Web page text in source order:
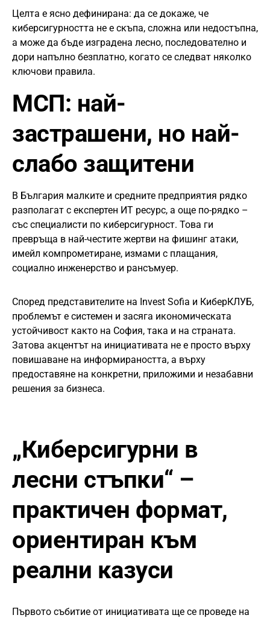
Целта е ясно дефинирана: да се докаже, че
киберсигурността не е скъпа, сложна или недостъпна,
а може да бъде изградена лесно, последователно и
дори напълно безплатно, когато се следват няколко
ключови правила.
МСП: най-
застрашени, но най-
слабо защитени
В България малките и средните предприятия рядко
разполагат с експертен ИТ ресурс, а още по-рядко –
със специалисти по киберсигурност. Това ги
превръща в най-честите жертви на фишинг атаки,
имейл компрометиране, измами с плащания,
социално инженерство и рансъмуер.
Според представителите на Invest Sofia и КиберКЛУБ,
проблемът е системен и засяга икономическата
устойчивост както на София, така и на страната.
Затова акцентът на инициативата не е просто върху
повишаване на информираността, а върху
предоставяне на конкретни, приложими и незабавни
решения за бизнеса.
„Киберсигурни в
лесни стъпки“ –
практичен формат,
ориентиран към
реални казуси
Първото събитие от инициативата ще се проведе на